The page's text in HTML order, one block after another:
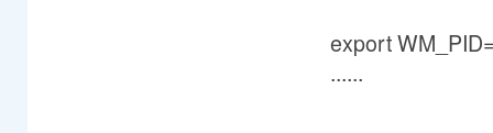
export
......